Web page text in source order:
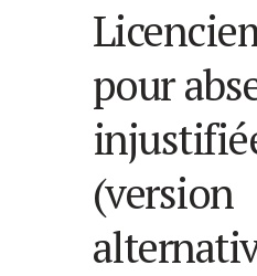
pour
(version